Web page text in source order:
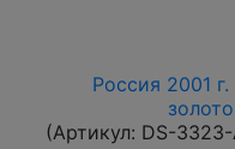
Россия 2001
(Артикул: DS-